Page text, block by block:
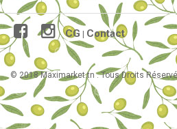
CG Contact
© 2018 Maximarket.tn . Tous Droits